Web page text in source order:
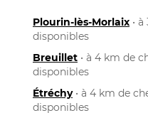
Plourin-lès-Morlaix •
disponibles
Breuillet • à 4 km de
disponibles
Étréchy• à 4 km de
disponibles